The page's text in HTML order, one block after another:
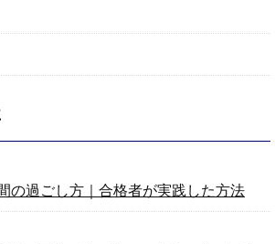
の過ごし方｜合格者が実践した方法